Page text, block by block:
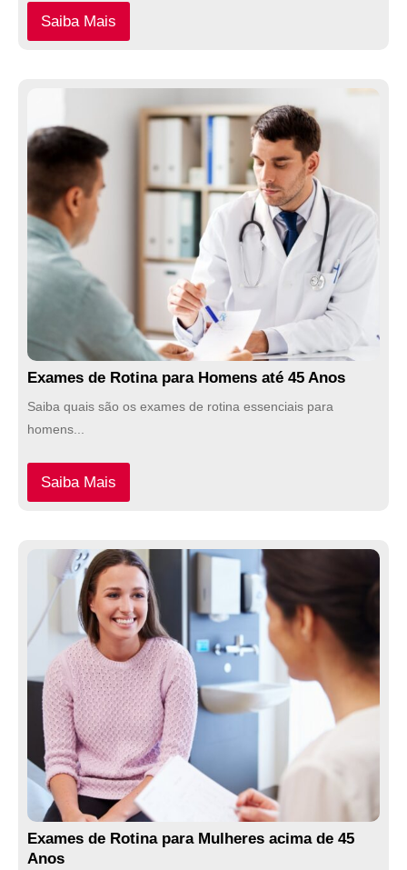
Saiba Mais
Exames de Rotina para Homens até 45 Anos
Saiba quais são os exames de rotina essenciais para
homens...
Saiba Mais
Exames de Rotina para Mulheres acima de 45
Anos